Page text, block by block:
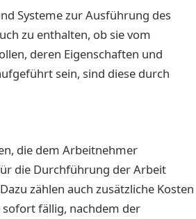
Systeme zur Ausführung des
zu enthalten, ob sie vom
deren Eigenschaften und
sein, sind diese durch
die dem Arbeitnehmer
die Durchführung der Arbeit
zählen auch zusätzliche Kosten
fällig, nachdem der